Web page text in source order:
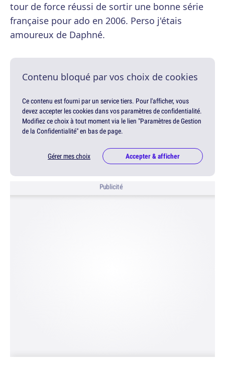
tour de force réussi de sortir une bonne série
française pour ado en 2006. Perso j'étais
amoureux de Daphné.
Contenu bloqué par vos choix de cookies
Ce contenu est fourni par un service tiers. Pour l'afficher, vous
devez accepter les cookies dans vos paramètres de confidentialité.
Modifiez ce choix à tout moment via le lien "Paramètres de Gestion
de la Confidentialité" en bas de page.
Gérer mes choix Accepter & afficher
Publicité